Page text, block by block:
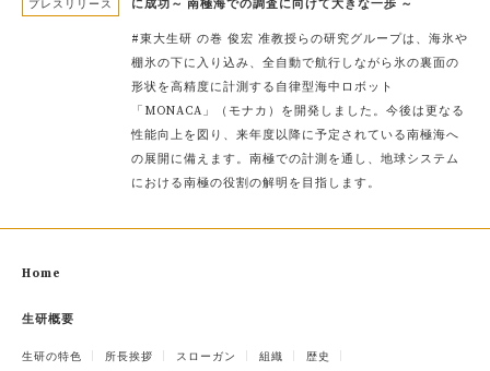
プレスリリース
に成功～ 南極海での調査に向けて大きな一歩 ～
#東大生研 の巻 俊宏 准教授らの研究グループは、海氷や
棚氷の下に入り込み、全自動で航行しながら氷の裏面の
形状を高精度に計測する自律型海中ロボット
「MONACA」（モナカ）を開発しました。今後は更なる
性能向上を図り、来年度以降に予定されている南極海へ
の展開に備えます。南極での計測を通し、地球システム
における南極の役割の解明を目指します。
Home
生研概要
生研の特色 所長挨拶 スローガン 組織 歴史